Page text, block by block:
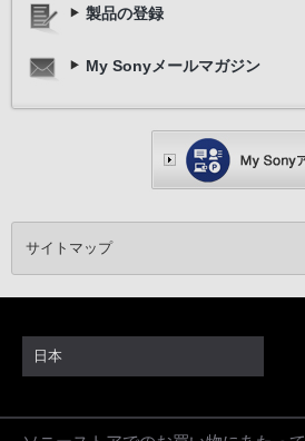
製品の登録
My Sonyメールマガジン
サイトマップ
日本